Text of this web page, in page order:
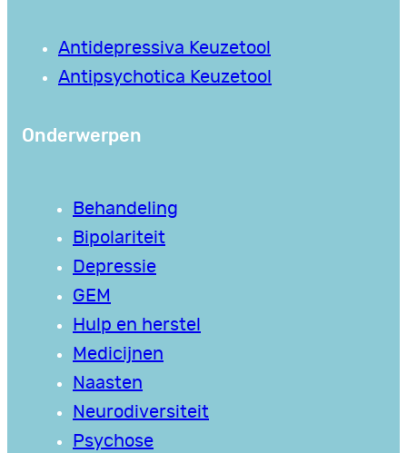
Antidepressiva Keuzetool
Antipsychotica Keuzetool
Onderwerpen
Behandeling
Bipolariteit
Depressie
GEM
Hulp en herstel
Medicijnen
Naasten
Neurodiversiteit
Psychose